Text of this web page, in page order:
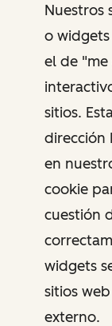
Nuestros
o
el de
sitios.
dirección
en
cookie
cuestión
widgets
sitios
externo.